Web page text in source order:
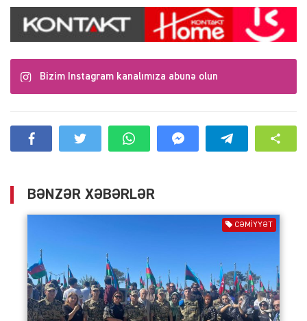
Bizim Instagram kanalımıza abunə olun
BƏNZƏR XƏBƏRLƏR
CƏMIYYƏT